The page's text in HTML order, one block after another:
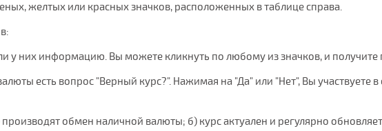
желтых или красных значков, расположенных в таблице справа.
у них информацию. Вы можете кликнуть по любому из значков, и
есть вопрос "Верный курс?". Нажимая на "Да" или "Нет", Вы участвуете
обмен наличной валюты; б) курс актуален и регулярно